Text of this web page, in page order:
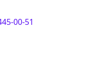
00-51